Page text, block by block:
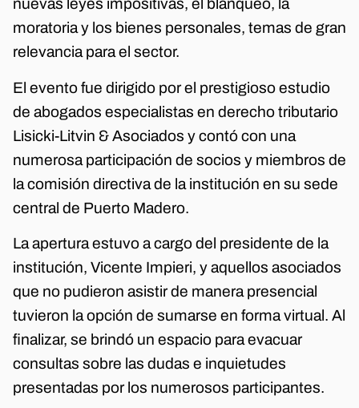
nuevas leyes impositivas, el blanqueo, la
moratoria y los bienes personales, temas de gran
relevancia para el sector.
El evento fue dirigido por el prestigioso estudio
de abogados especialistas en derecho tributario
Lisicki-Litvin & Asociados y contó con una
numerosa participación de socios y miembros de
la comisión directiva de la institución en su sede
central de Puerto Madero.
La apertura estuvo a cargo del presidente de la
institución, Vicente Impieri, y aquellos asociados
que no pudieron asistir de manera presencial
tuvieron la opción de sumarse en forma virtual. Al
finalizar, se brindó un espacio para evacuar
consultas sobre las dudas e inquietudes
presentadas por los numerosos participantes.